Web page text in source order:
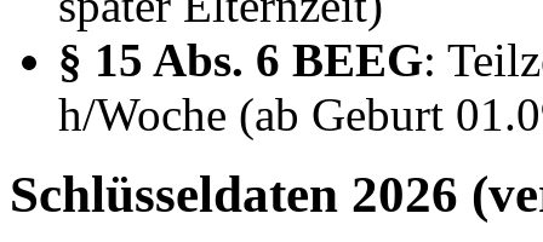
§ 15 Abs. 6 BEEG:
h/Woche (ab Geburt
Schlüsseldaten 2026